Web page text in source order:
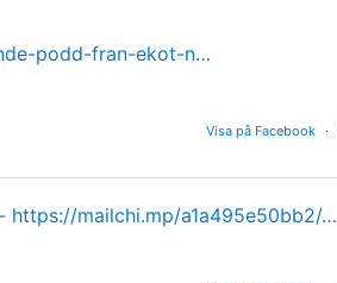
podd-fran-ekot-n…
Visa på Facebook ·
https://mailchi.mp/a1a495e50bb2/…